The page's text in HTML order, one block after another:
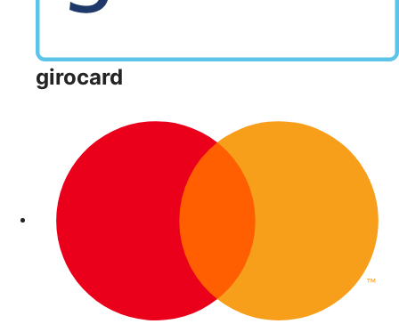
girocard